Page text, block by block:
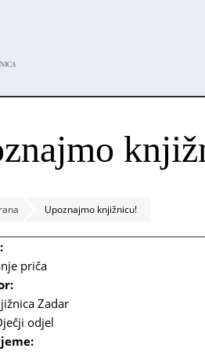
Upoznajmo knjižnicu!
priča
Zadar
odjel